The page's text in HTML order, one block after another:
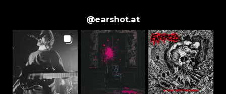
@earshot.at